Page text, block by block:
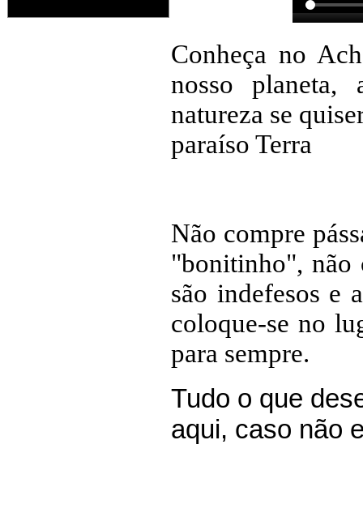
Conheça no
nosso planeta,
natureza se
paraíso Terra
Não compre
"bonitinho", não
são indefesos e
coloque-se no
para sempre.
Tudo o que
aqui, caso não